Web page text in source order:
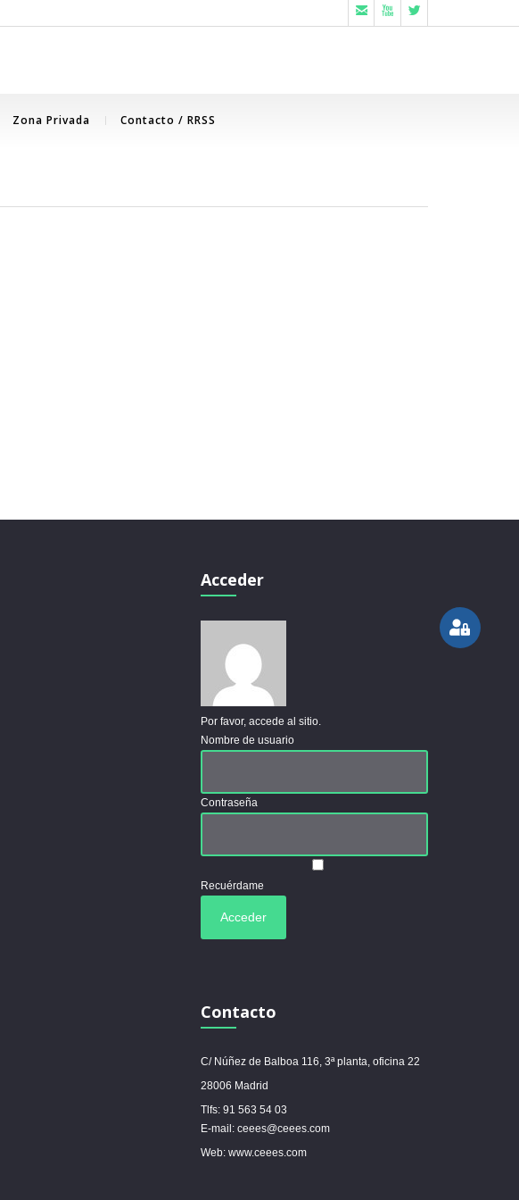
  
Zona Privada Contacto / RRSS
Acceder
Por favor, accede al sitio.
Nombre de usuario
Contraseña
Recuérdame
Contacto
C/ Núñez de Balboa 116, 3ª planta, oficina 22
28006 Madrid
Tlfs: 91 563 54 03
E-mail: ceees@ceees.com
Web: www.ceees.com